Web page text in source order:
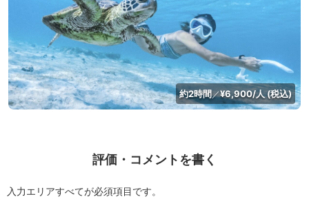
約2時間／¥6,900/人 (税込)
評価・コメントを書く
入力エリアすべてが必須項目です。